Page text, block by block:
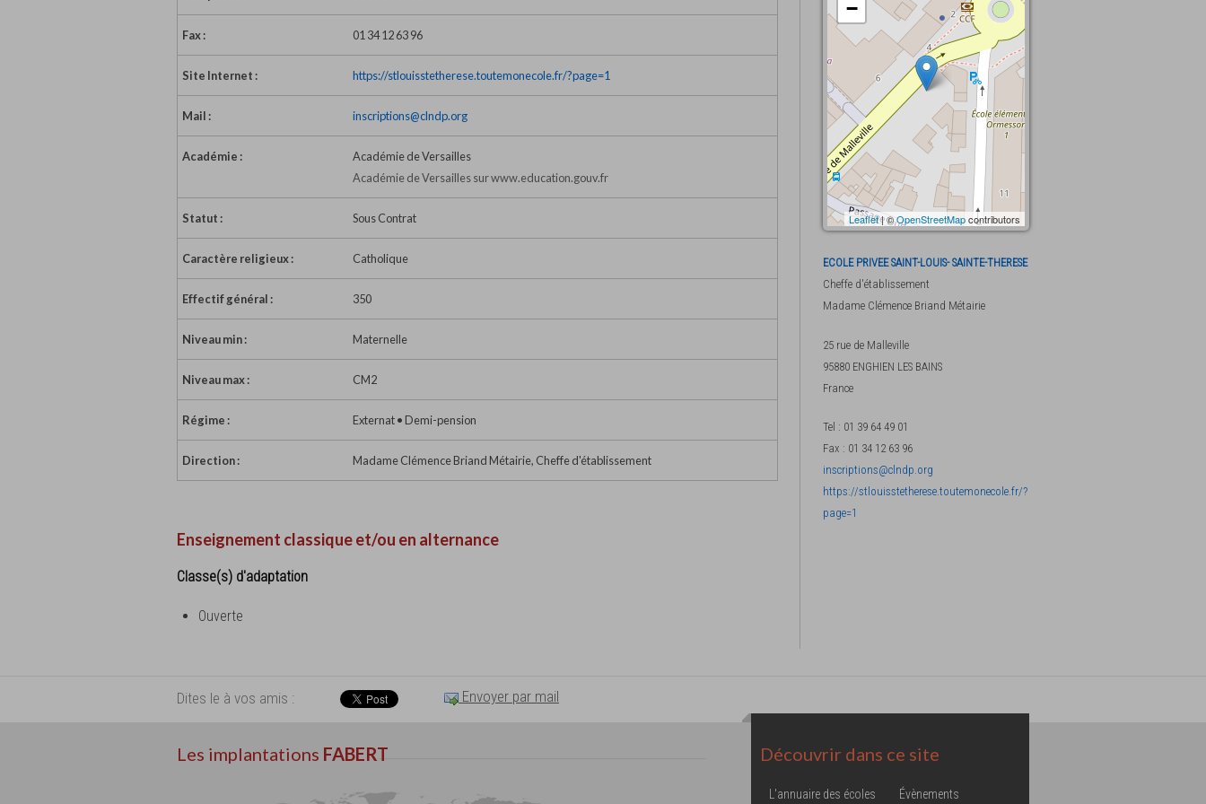
Fax : 01 34 12 63 96
Site Internet : https://stlouisstetherese.toutemonecole.fr/?page=1
Mail : inscriptions@clndp.org
Académie :
Académie de Versailles
Académie de Versailles sur www.education.gouv.fr
Statut : Sous Contrat
Caractère religieux : Catholique
Effectif général : 350
Niveau min : Maternelle
Niveau max : CM2
Régime : Externat • Demi-pension
Direction : Madame Clémence Briand Métairie, Cheffe d'établissement
Enseignement classique et/ou en alternance
Classe(s) d'adaptation
Ouverte
−
Leaflet| ©OpenStreetMapcontributors
ECOLE PRIVEE SAINT-LOUIS- SAINTE-THERESE
Cheffe d'établissement
Madame Clémence Briand Métairie
25 rue de Malleville
95880 ENGHIEN LES BAINS
France
Tel : 01 39 64 49 01
Fax : 01 34 12 63 96
inscriptions@clndp.org
https://stlouisstetherese.toutemonecole.fr/?
page=1
Dites le à vos amis : Envoyer par mail
Les implantations FABERT Découvrir dans ce site
L'annuaire des écoles Évènements